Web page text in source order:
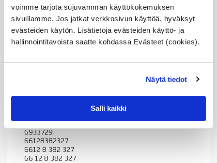
voimme tarjota sujuvamman käyttökokemuksen
sivuillamme. Jos jatkat verkkosivun käyttöä, hyväksyt
evästeiden käytön. Lisätietoja evästeiden käyttö- ja
hallinnointitavoista saatte kohdassa Evästeet (cookies).
Näytä tiedot
Salli kaikki
6612 6 933 729
66 12 6 933 729
6933729
6612 8 380 271
8380271
6933727
6933729
66128382327
6612 8 382 327
66 12 8 382 327